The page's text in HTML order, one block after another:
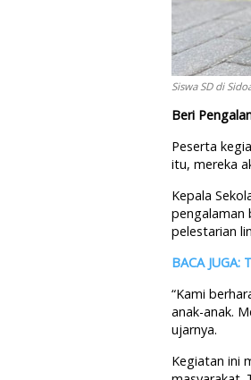
Siswa SD di
Beri
Peserta
itu, mereka
Kepala
pengalaman
pelestarian
BACA
“Kami
anak-anak.
ujarnya.
Kegiatan ini